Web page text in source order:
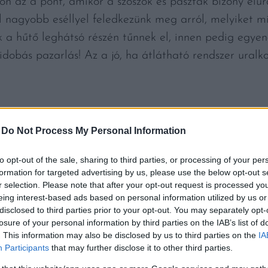
Do Not Process My Personal Information
opt-out of the sale, sharing to third parties, or processing of your
for targeted advertising by us, please use the below opt-out
selection. Please note that after your opt-out request is processed
interest-based ads based on personal information utilized by us
to third parties prior to your opt-out. You may separately
of your personal information by third parties on the IAB’s list of
This information may also be disclosed by us to third parties on the
Participants that may further disclose it to other third parties.
nagyobb eséllyel feledkezünk meg arról, melyiket
a hűtő leghátsó részén tűnnek el, innen pedig
pazarlás! Az a jó, ha átlátható rendszer
HŐMÉRSÉKLETÉT,
öt vagy egytől hétig fokozat osztják be a
a legmagasabb szám jelöli. Nem kell
hőmérséklete nem éri el a 4 Celsius-fokot.
e, érdemes beszerezni egy hőmérőt. Ezzel is